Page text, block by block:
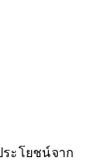
ะโยชน์จาก